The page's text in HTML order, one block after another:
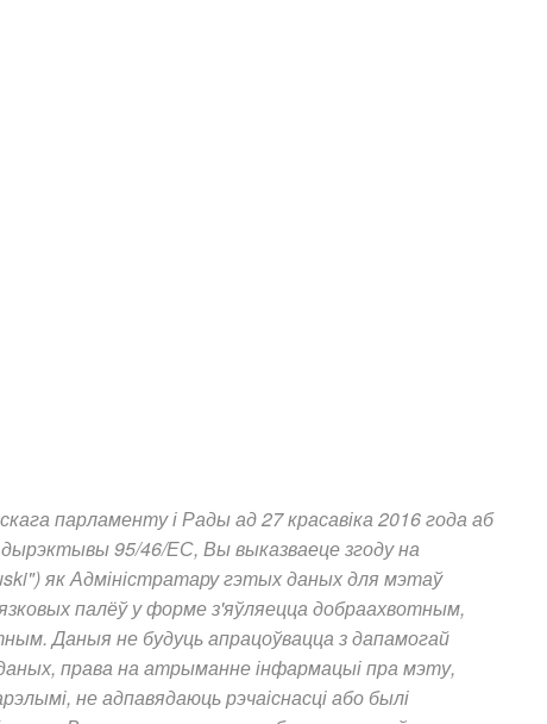
парламенту і Рады ад 27 красавіка 2016 года аб
дырэктывы 95/46/ЕС, Вы выказваеце згоду на
як Адміністратару гэтых даных для мэтаў
палёў у форме з'яўляецца добраахвотным,
Даныя не будуць апрацоўвацца з дапамогай
права на атрыманне інфармацыі пра мэту,
не адпавядаюць рэчаіснасці або былі